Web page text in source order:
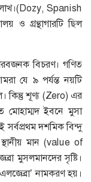
লাখ।(Dozy, Spanish
ও গ্রন্থাগারটি ছিল
বিচরণ। গণিত
যে ৯ পর্যন্ত নয়টি
কিন্তু শূণ্য (Zero) এর
মোহাম্মদ ইবনে মুসা
সর্বপ্রথম দশমিক বিন্দু
মান (value of
মুসলমানদের সৃষ্টি।
নামকরণ হয়।